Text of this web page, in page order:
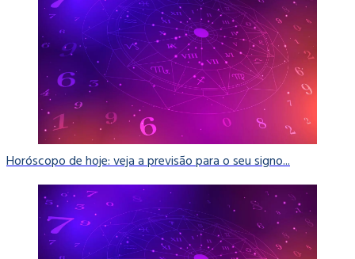
Horóscopo de hoje: veja a previsão para o seu signo...